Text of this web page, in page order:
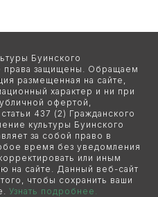
Буинского
права защищены. Обращаем
размещенная на сайте,
характер и ни при
офертой,
437 (2) Гражданского
культуры Буинского
за собой право в
время без уведомления
или иным
на сайте. Данный веб-сайт
чтобы сохранить ваши
Узнать подробнее.